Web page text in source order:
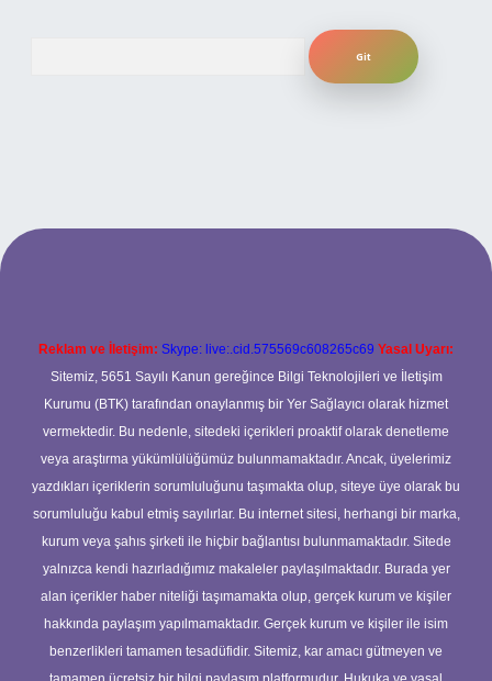
Reklam ve İletişim: Skype: live:.cid.575569c608265c69 Yasal Uyarı:
Sitemiz, 5651 Sayılı Kanun gereğince Bilgi Teknolojileri ve İletişim
Kurumu (BTK) tarafından onaylanmış bir Yer Sağlayıcı olarak hizmet
vermektedir. Bu nedenle, sitedeki içerikleri proaktif olarak denetleme
veya araştırma yükümlülüğümüz bulunmamaktadır. Ancak, üyelerimiz
yazdıkları içeriklerin sorumluluğunu taşımakta olup, siteye üye olarak bu
sorumluluğu kabul etmiş sayılırlar. Bu internet sitesi, herhangi bir marka,
kurum veya şahıs şirketi ile hiçbir bağlantısı bulunmamaktadır. Sitede
yalnızca kendi hazırladığımız makaleler paylaşılmaktadır. Burada yer
alan içerikler haber niteliği taşımamakta olup, gerçek kurum ve kişiler
hakkında paylaşım yapılmamaktadır. Gerçek kurum ve kişiler ile isim
benzerlikleri tamamen tesadüfidir. Sitemiz, kar amacı gütmeyen ve